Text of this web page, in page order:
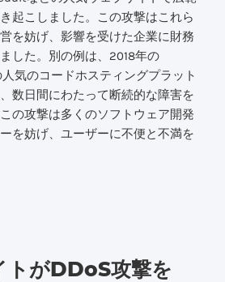
起こしました。この攻撃はこれら
を妨げ、影響を受けた企業に財務
した。別の例は、2018年の
気のコードホスティングプラット
数日間にわたって断続的な障害を
の攻撃は多くのソフトウェア開発
を妨げ、ユーザーに不便と不満を
トがDDoS攻撃を